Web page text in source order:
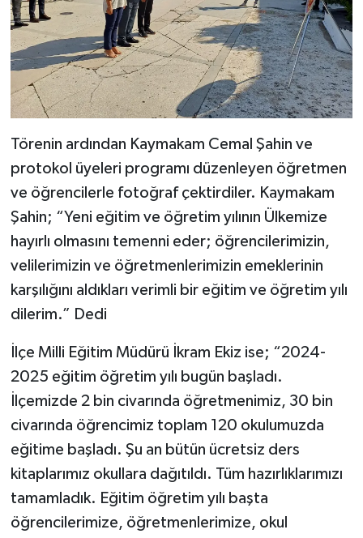
Törenin ardından Kaymakam Cemal Şahin ve
protokol üyeleri programı düzenleyen öğretmen
ve öğrencilerle fotoğraf çektirdiler. Kaymakam
Şahin; “Yeni eğitim ve öğretim yılının Ülkemize
hayırlı olmasını temenni eder; öğrencilerimizin,
velilerimizin ve öğretmenlerimizin emeklerinin
karşılığını aldıkları verimli bir eğitim ve öğretim yılı
dilerim.” Dedi
İlçe Milli Eğitim Müdürü İkram Ekiz ise; “2024-
2025 eğitim öğretim yılı bugün başladı.
İlçemizde 2 bin civarında öğretmenimiz, 30 bin
civarında öğrencimiz toplam 120 okulumuzda
eğitime başladı. Şu an bütün ücretsiz ders
kitaplarımız okullara dağıtıldı. Tüm hazırlıklarımızı
tamamladık. Eğitim öğretim yılı başta
öğrencilerimize, öğretmenlerimize, okul